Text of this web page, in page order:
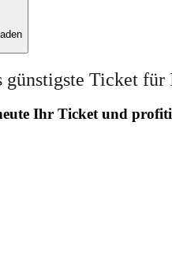
günstigste Ticket für
Ihr Ticket und